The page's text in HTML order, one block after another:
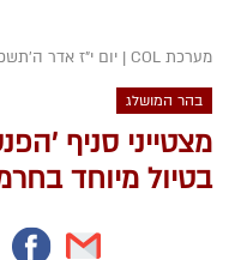
מערכת COL | יום י"ז אדר ה׳תשפ״ה
בהר המושלג
מצטייני סניף
בטיול מיוחד